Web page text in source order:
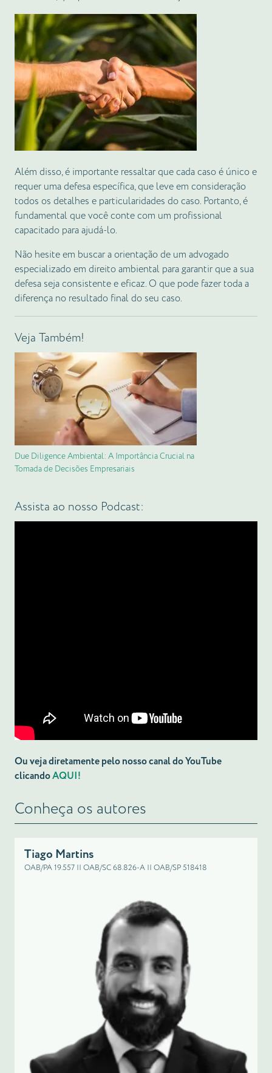
Além disso, é importante ressaltar que cada caso é único e
requer uma defesa específica, que leve em consideração
todos os detalhes e particularidades do caso. Portanto, é
fundamental que você conte com um profissional
capacitado para ajudá-lo.
Não hesite em buscar a orientação de um advogado
especializado em direito ambiental para garantir que a sua
defesa seja consistente e eficaz. O que pode fazer toda a
diferença no resultado final do seu caso.
Veja Também!
Due Diligence Ambiental: A Importância Crucial na
Tomada de Decisões Empresariais
Assista ao nosso Podcast:
Ou veja diretamente pelo nosso canal do YouTube
clicandoAQUI!
Conheça os autores
Tiago Martins
OAB/PA 19.557 || OAB/SC 68.826-A || OAB/SP 518418